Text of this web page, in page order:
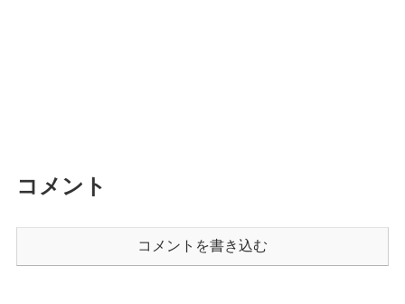
コメント
コメントを書き込む